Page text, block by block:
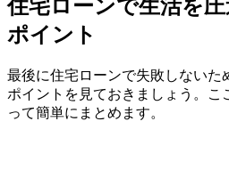
住宅ローンで生活を
ポイント
最後に住宅ローンで失敗しないた
ポイントを見ておきましょう。こ
って簡単にまとめます。